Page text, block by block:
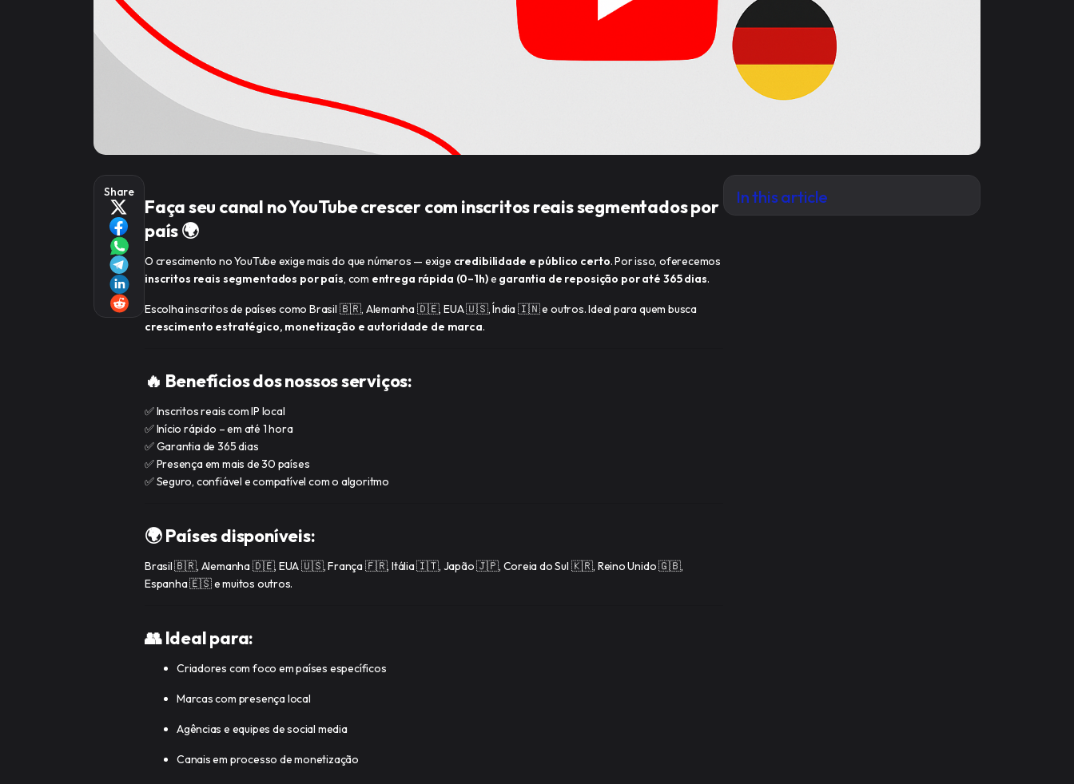
Share
Faça seu canal no YouTube crescer com inscritos reais segmentados por
país 🌍
O crescimento no YouTube exige mais do que números — exige credibilidade e público certo. Por isso, oferecemos
inscritos reais segmentados por país, com entrega rápida (0–1h)e garantia de reposição por até 365 dias.
Escolha inscritos de países como Brasil 🇧🇷, Alemanha 🇩🇪, EUA 🇺🇸, Índia 🇮🇳 e outros. Ideal para quem busca
crescimento estratégico, monetização e autoridade de marca.
🔥 Benefícios dos nossos serviços:
✅ Inscritos reais com IP local
✅ Início rápido – em até 1 hora
✅ Garantia de 365 dias
✅ Presença em mais de 30 países
✅ Seguro, confiável e compatível com o algoritmo
🌍 Países disponíveis:
Brasil 🇧🇷, Alemanha 🇩🇪, EUA 🇺🇸, França 🇫🇷, Itália 🇮🇹, Japão 🇯🇵, Coreia do Sul 🇰🇷, Reino Unido 🇬🇧,
Espanha 🇪🇸 e muitos outros.
👥 Ideal para:
Criadores com foco em países específicos
Marcas com presença local
Agências e equipes de social media
Canais em processo de monetização
In this article